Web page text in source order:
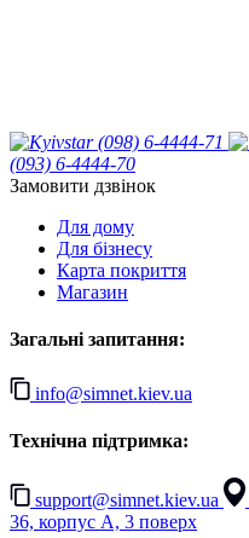
(098) 6-4444-71
(093) 6-4444-70
Замовити дзвінок
Для дому
Для бізнесу
Карта покриття
Магазин
Загальні запитання:
info@simnet.kiev.ua
Технічна підтримка:
support@simnet.kiev.ua
36, корпус А, 3 поверх